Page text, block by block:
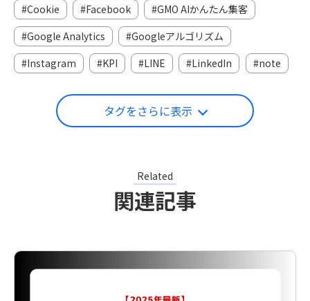
Cookie Facebook
GMO AIかんたん集客
Google Analytics
Googleアルゴリズム
Instagram
KPI LINE LinkedIn note
タグをさらに表示
Related
関連記事